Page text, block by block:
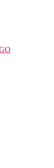
poplatok)
zadarmo)